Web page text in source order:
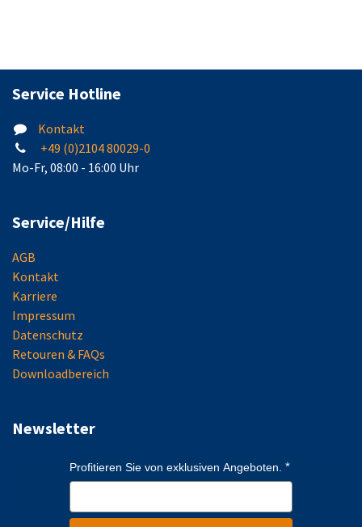
Service Hotline
Kontakt
+49 (0)2104 80029-0
Mo-Fr, 08:00 - 16:00 Uhr
Service/Hilfe
AGB
Kontakt
Karriere
Impressum
Datenschutz
Retouren & FAQs
Downloadbereich
Newsletter
Profitieren Sie von exklusiven Angeboten.